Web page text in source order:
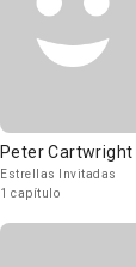
Peter Cartwright
Estrellas Invitadas
1 capítulo